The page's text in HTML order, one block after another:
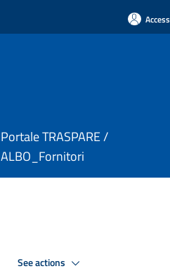
Portale TRASPARE /
ALBO_Fornitori
See actions